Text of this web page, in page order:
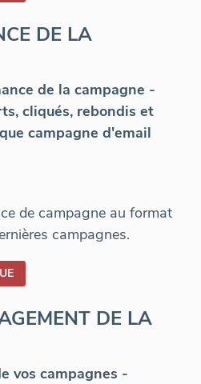
DE LA
de la campagne -
cliqués, rebondis et
campagne d'email
de campagne au format
campagnes.
DE LA
vos campagnes -